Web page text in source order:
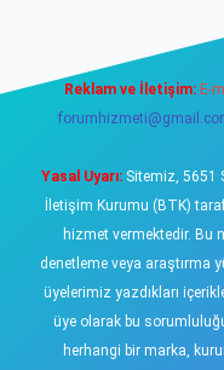
Reklam ve İletişim: E-
Yasal Uyarı:Sitemiz, 5651
İletişim Kurumu (BTK)
hizmet vermektedir. Bu
denetleme veya araştırma
üyelerimiz yazdıkları
üye olarak bu
herhangi bir marka,